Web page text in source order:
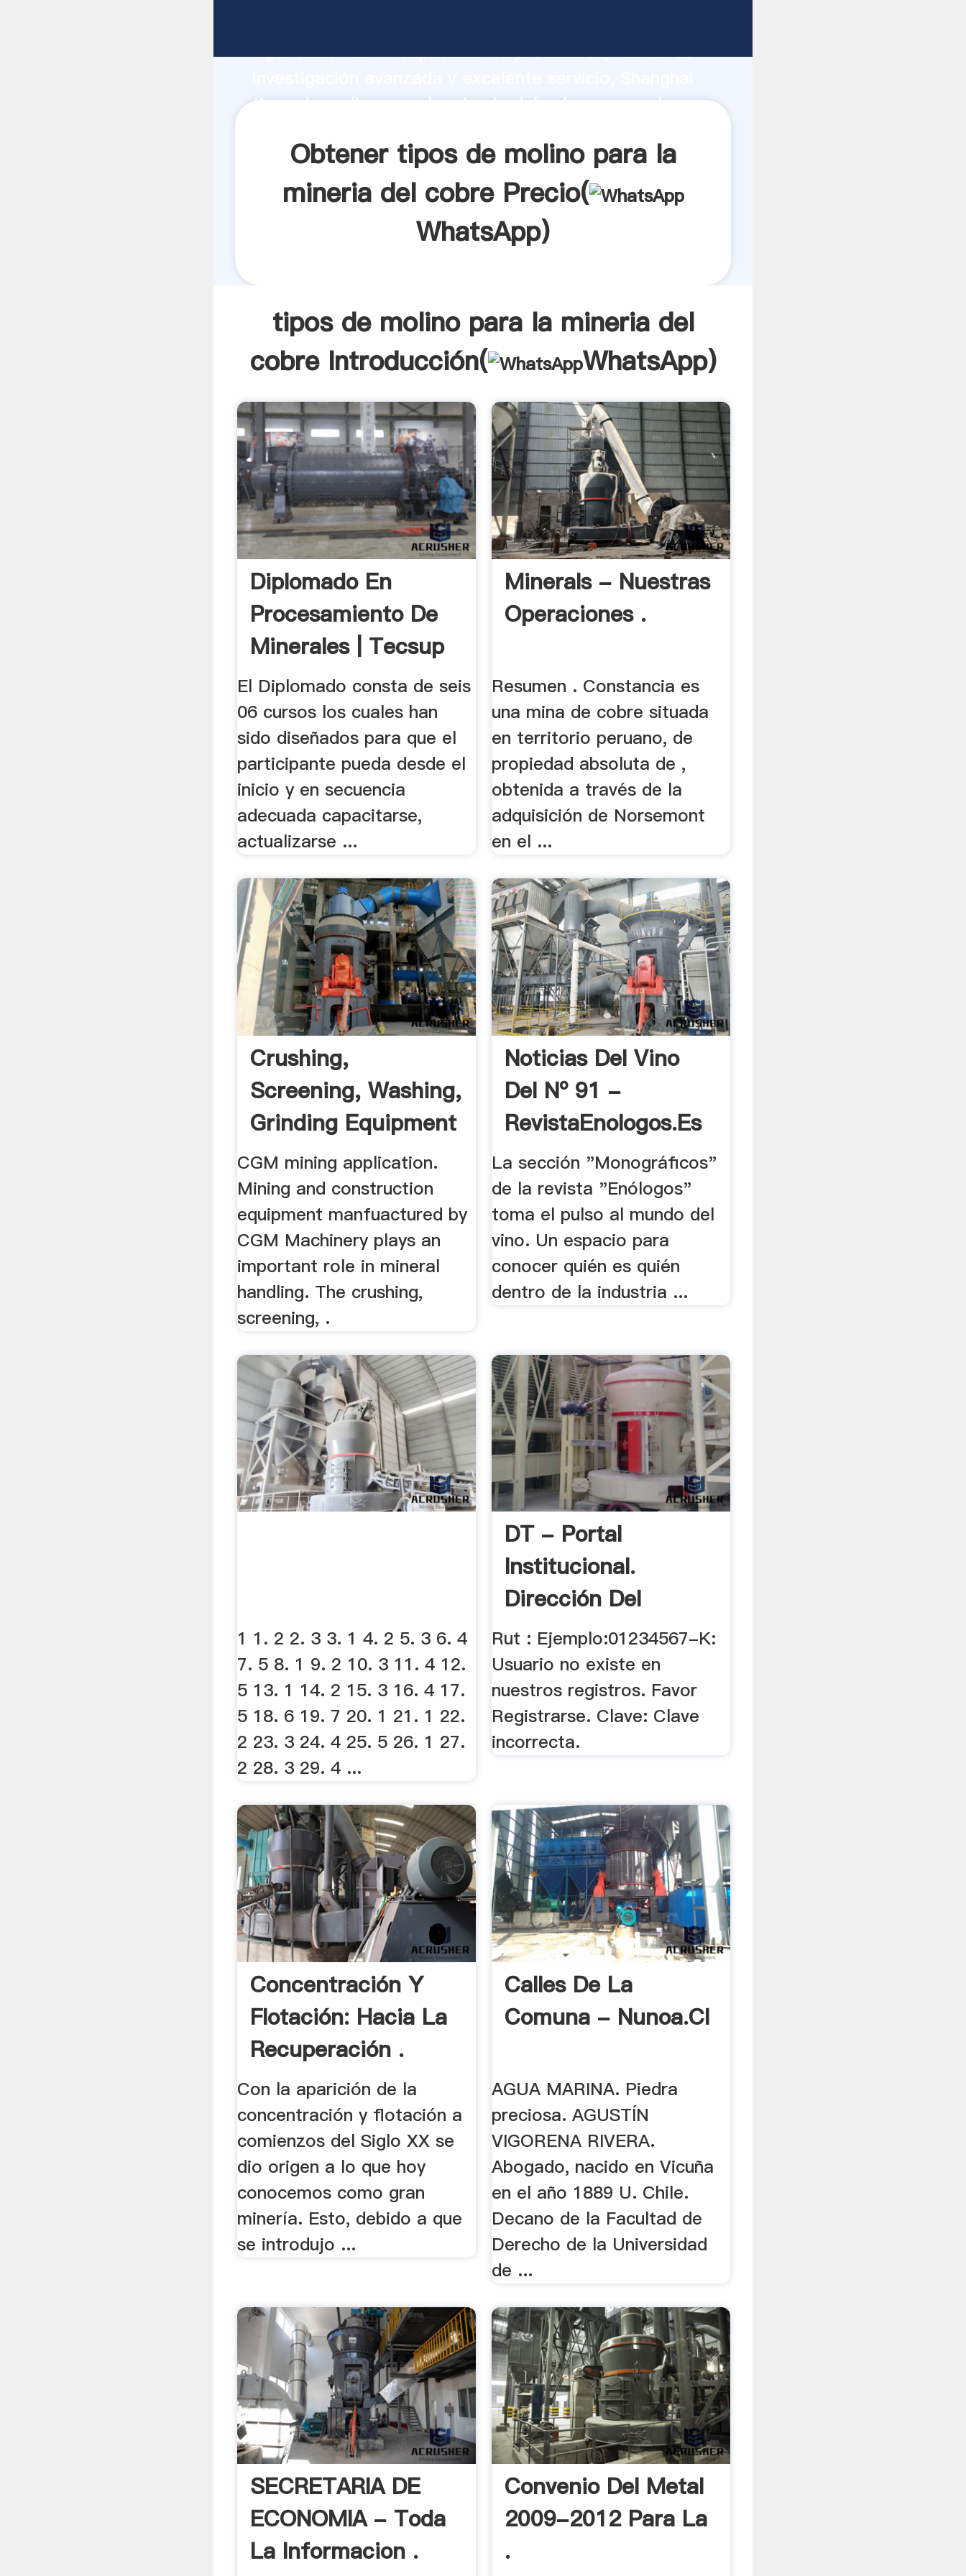
Agarrando fuerte capacidad de producción, fuerza de
tipos de molino para la mineria del cobre proveedor
Obtener tipos de molino para la
mineria del cobre Precio(
WhatsApp)
tipos de molino para la mineria del
cobre Introducción(
WhatsApp)
Diplomado En
Procesamiento De
Minerales | Tecsup
El Diplomado consta de seis
06 cursos los cuales han
sido diseñados para que el
participante pueda desde el
inicio y en secuencia
adecuada capacitarse,
actualizarse ...
Minerals - Nuestras
Operaciones .
Resumen . Constancia es
una mina de cobre situada
en territorio peruano, de
propiedad absoluta de ,
obtenida a través de la
adquisición de Norsemont
en el ...
Crushing,
Screening, Washing,
Grinding Equipment
.
CGM mining application.
Mining and construction
equipment manfuactured by
CGM Machinery plays an
important role in mineral
handling. The crushing,
screening, .
Noticias Del Vino
Del Nº 91 -
RevistaEnologos.es
- .
La sección "Monográficos"
de la revista "Enólogos"
toma el pulso al mundo del
vino. Un espacio para
conocer quién es quién
dentro de la industria ...
1 1. 2 2. 3 3. 1 4. 2 5. 3 6. 4
7. 5 8. 1 9. 2 10. 3 11. 4 12.
5 13. 1 14. 2 15. 3 16. 4 17.
5 18. 6 19. 7 20. 1 21. 1 22.
2 23. 3 24. 4 25. 5 26. 1 27.
2 28. 3 29. 4 ...
DT - Portal
Institucional.
Dirección Del
Trabajo. .
Rut : Ejemplo:01234567-K:
Usuario no existe en
nuestros registros. Favor
Registrarse. Clave: Clave
incorrecta.
Concentración Y
Flotación: Hacia La
Recuperación .
Con la aparición de la
concentración y flotación a
comienzos del Siglo XX se
dio origen a lo que hoy
conocemos como gran
minería. Esto, debido a que
se introdujo ...
Calles De La
Comuna - Nunoa.cl
AGUA MARINA. Piedra
preciosa. AGUSTÍN
VIGORENA RIVERA.
Abogado, nacido en Vicuña
en el año 1889 U. Chile.
Decano de la Facultad de
Derecho de la Universidad
de ...
SECRETARIA DE
ECONOMIA - Toda
La Informacion .
Convenio Del Metal
2009-2012 Para La
.